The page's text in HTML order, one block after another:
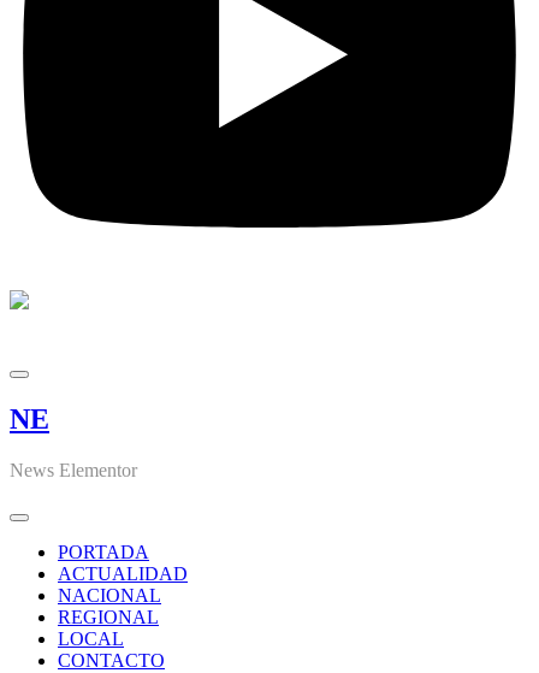
NE
News Elementor
PORTADA
ACTUALIDAD
NACIONAL
REGIONAL
LOCAL
CONTACTO